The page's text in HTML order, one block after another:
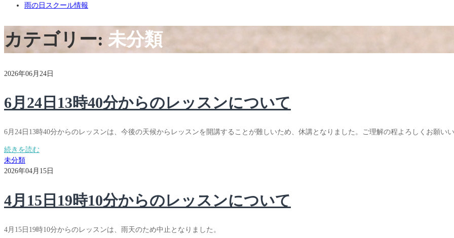
雨の日スクール情報
カテゴリー: 未分類
2026年06月24日
6月24日13時40分からのレッスンについて
6月24日13時40分からのレッスンは、今後の天候からレッスンを開講することが難しいため、休講となりました。ご理解の程よろしくお願いい
続きを読む
未分類
2026年04月15日
4月15日19時10分からのレッスンについて
4月15日19時10分からのレッスンは、雨天のため中止となりました。